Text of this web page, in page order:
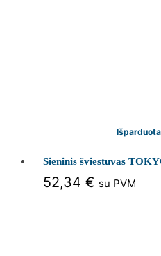
Išparduota
Sieninis šviestuvas
52,34€ su PVM